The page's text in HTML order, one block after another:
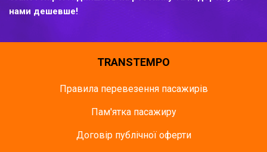
нами дешевше!
TRANSTEMPO
Правила перевезення пасажирів
Пам'ятка пасажиру
Договір публічної оферти